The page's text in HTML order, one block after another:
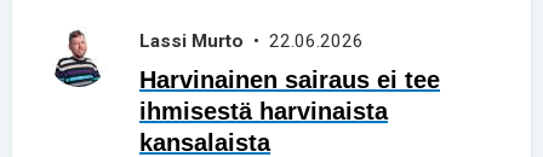
Lassi Murto • 22.06.2026
Harvinainen sairaus ei tee
ihmisestä harvinaista
kansalaista